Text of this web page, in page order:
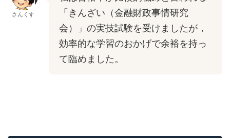
さんくす
「きんざい（金融財政事情研究
会）」の実技試験を受けましたが，
効率的な学習のおかげで余裕を持っ
て臨めました。